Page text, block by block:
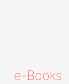
e-Books